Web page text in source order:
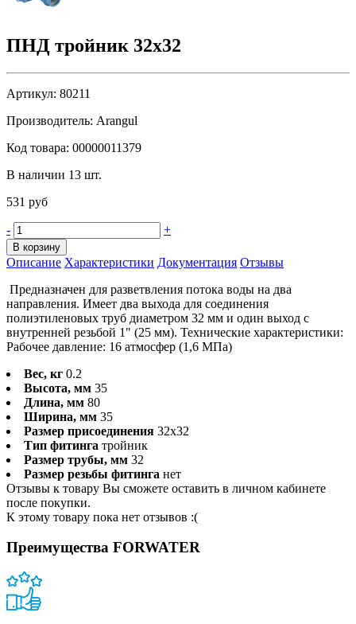
ПНД тройник 32х32
Артикул: 80211
Производитель: Arangul
Код товара: 00000011379
В наличии 13 шт.
531 руб
- +
В корзину
Описание Характеристики Документация Отзывы
Предназначен для разветвления потока воды на два
направления. Имеет два выхода для соединения
полиэтиленовых труб диаметром 32 мм и один выход с
внутренней резьбой 1" (25 мм). Технические характеристики:
Рабочее давление: 16 атмосфер (1,6 МПа)
Вес, кг 0.2
Высота, мм 35
Длина, мм 80
Ширина, мм 35
Размер присоединения 32x32
Тип фитинга тройник
Размер трубы, мм 32
Размер резьбы фитинга нет
Отзывы к товару Вы сможете оставить в личном кабинете
после покупки.
К этому товару пока нет отзывов :(
Преимущества FORWATER